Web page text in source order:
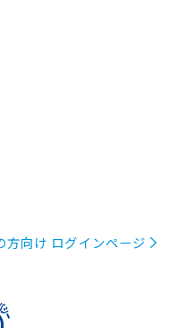
方向け ログインページ